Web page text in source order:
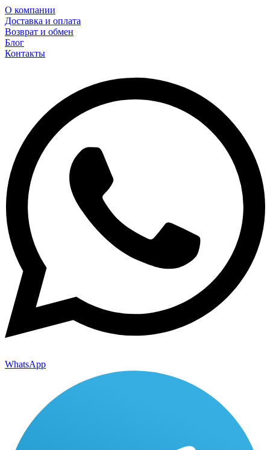
О компании
Доставка и оплата
Возврат и обмен
Блог
Контакты
WhatsApp